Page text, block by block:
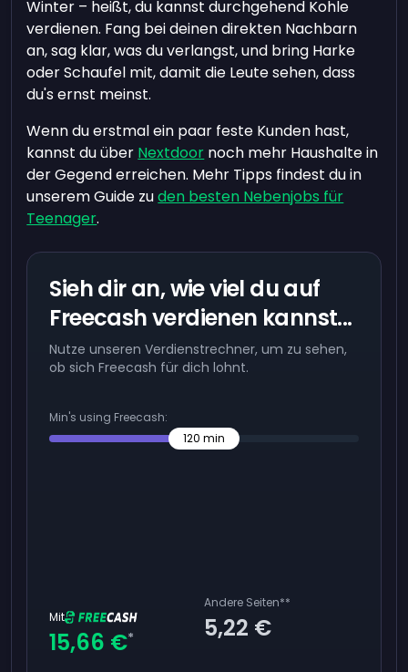
Winter – heißt, du kannst durchgehend Kohle
verdienen. Fang bei deinen direkten Nachbarn
an, sag klar, was du verlangst, und bring Harke
oder Schaufel mit, damit die Leute sehen, dass
du's ernst meinst.
Wenn du erstmal ein paar feste Kunden hast,
kannst du über Nextdoor noch mehr Haushalte in
der Gegend erreichen. Mehr Tipps findest du in
unserem Guide zuden besten Nebenjobs für
Teenager.
Sieh dir an, wie viel du auf
Freecash verdienen kannst...
Nutze unseren Verdienstrechner, um zu sehen,
ob sich Freecash für dich lohnt.
Min's using Freecash:
120 min
Mit
15,66 €*
Andere Seiten**
5,22 €